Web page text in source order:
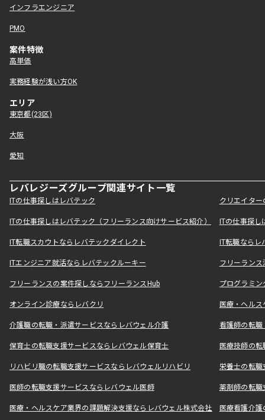
インフラエンジニア
PMO
案件特徴
高単価
実務経験が浅い方OK
エリア
東京都(23区)
大阪
愛知
レバレジーズグループ関連サイト一覧
ITの仕事探しはレバテック クリエイタ
ITの仕事探しはレバテック（フリーランス向けサービス紹介） ITの仕事探
IT転職スカウトならレバテックダイレクト IT転職なら
ITエンジニア就活ならレバテックルーキー フリーラン
フリーランスの案件探しならフリーランスHub プログラミ
オンライン診療ならレバクリ 医療・ヘル
介護職の転職・派遣サービスならレバウェル介護 看護師の転
保育士の転職支援サービスならレバウェル保育士 医療技師の
リハビリ職の転職支援サービスならレバウェルリハビリ 栄養士の転
医師の転職支援サービスならレバウェル医師 薬剤師の転
医療・ヘルスケア業界の課題解決支援ならレバウェル株式会社 医療看護介